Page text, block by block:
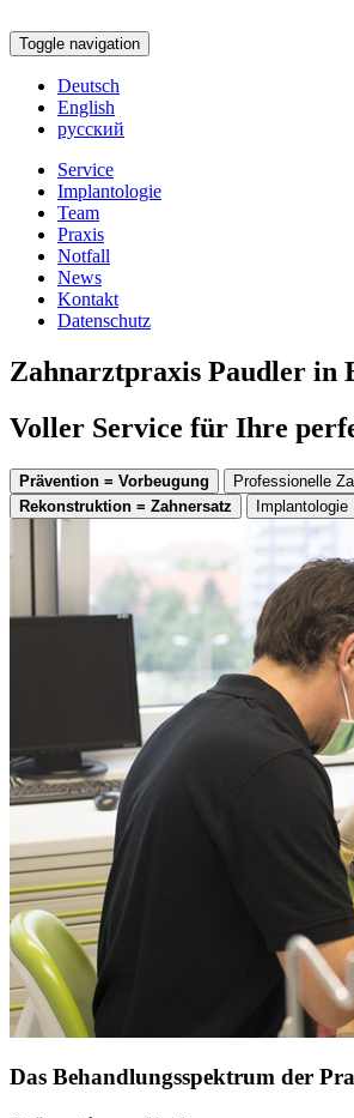
Toggle navigation
Deutsch
English
русский
Service
Implantologie
Team
Praxis
Notfall
News
Kontakt
Datenschutz
Zahnarztpraxis Paudler in
Voller Service für Ihre
Prävention = Vorbeugung Professionelle
Rekonstruktion = Zahnersatz
Implantologie
Das Behandlungsspektrum der